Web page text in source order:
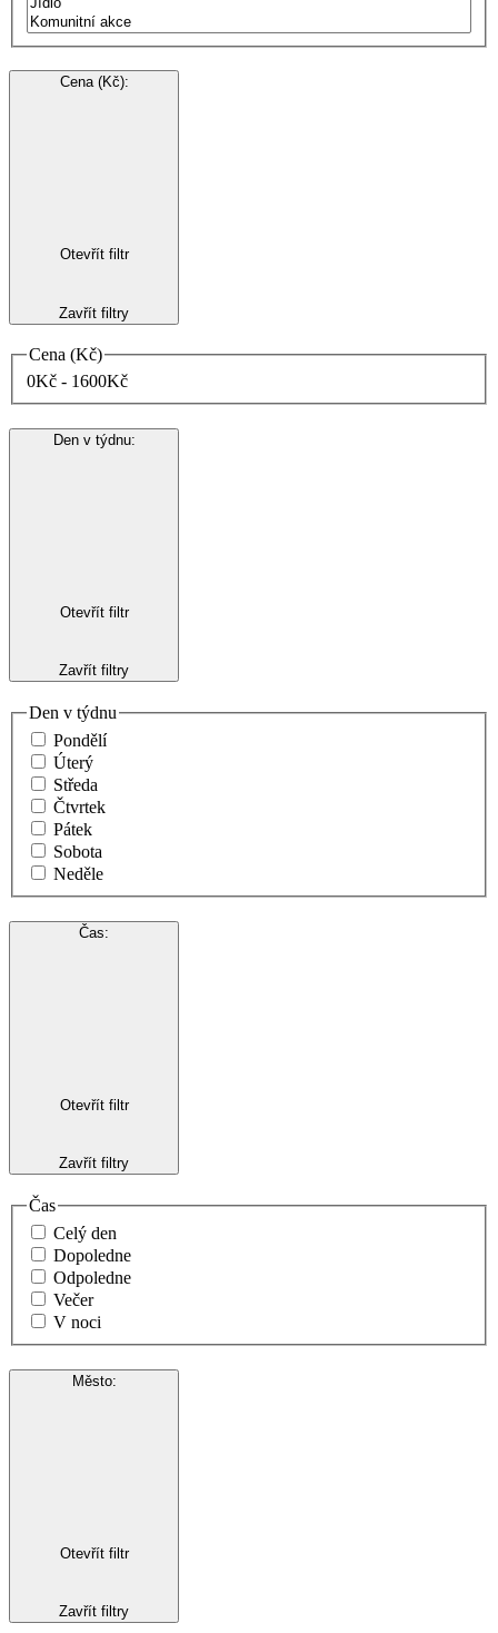
Cena (Kč):
Otevřít filtr
Zavřít filtry
Cena (Kč)
0Kč - 1600Kč
Den v týdnu:
Otevřít filtr
Zavřít filtry
Den v týdnu
Pondělí
Úterý
Středa
Čtvrtek
Pátek
Sobota
Neděle
Čas:
Otevřít filtr
Zavřít filtry
Čas
Celý den
Dopoledne
Odpoledne
Večer
V noci
Město:
Otevřít filtr
Zavřít filtry